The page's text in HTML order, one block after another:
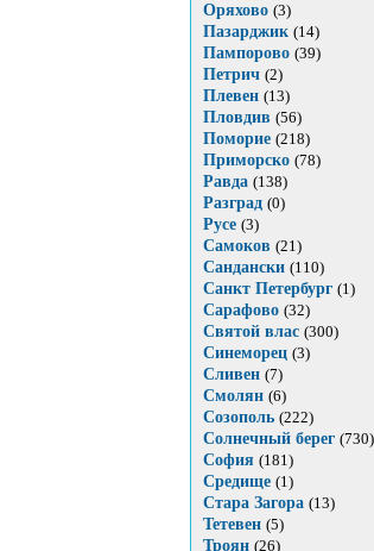
Оряхово (3)
Пазарджик (14)
Пампорово (39)
Петрич (2)
Плевен (13)
Пловдив (56)
Поморие (218)
Приморско (78)
Равда (138)
Разград (0)
Русе (3)
Самоков (21)
Сандански (110)
Санкт Петербург (1)
Сарафово (32)
Святой влас (300)
Синеморец (3)
Сливен (7)
Смолян (6)
Созополь (222)
Солнечный берег (730)
София (181)
Средище (1)
Стара Загора (13)
Тетевен (5)
Троян (26)